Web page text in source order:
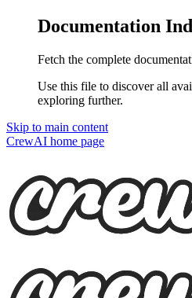
Documentation
Fetch the complete
Use this file to discover all
exploring further.
Skip to main content
CrewAI home page